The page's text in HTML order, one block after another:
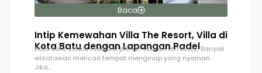
Baca
Intip Kemewahan Villa The Resort, Villa di
Kota Batu dengan Lapangan Padel
Kota Batu selalu menjadi pilihan liburan terfavorit. Banyak
wisatawan mencari tempat menginap yang nyaman.
Jika…